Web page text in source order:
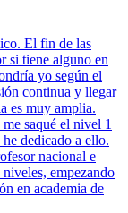
El fin de las
si tiene alguno en
yo según el
continua y llegar
es muy amplia.
saqué el nivel 1
dedicado a ello.
nacional e
empezando
en academia de